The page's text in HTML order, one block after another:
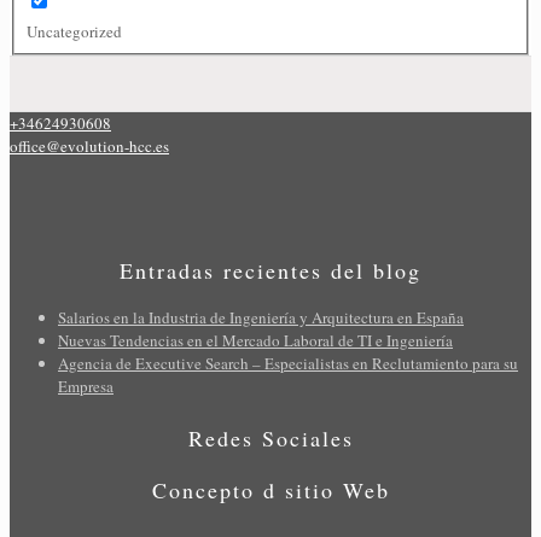
Uncategorized
+34624930608
office@evolution-hcc.es
Entradas recientes del blog
Salarios en la Industria de Ingeniería y Arquitectura en España
Nuevas Tendencias en el Mercado Laboral de TI e Ingeniería
Agencia de Executive Search – Especialistas en Reclutamiento para su
Empresa
Redes Sociales
Concepto d sitio Web